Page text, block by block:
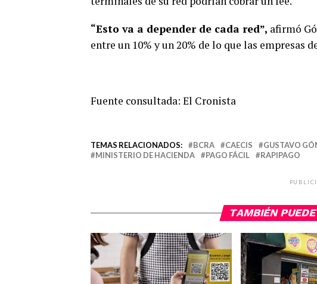
“Esto va a depender de cada red”, afirmó
entre un 10% y un 20% de lo que las empresas
Fuente consultada: El Cronista
TEMAS RELACIONADOS: BCRA CAECIS GUSTAVO
MINISTERIO DE HACIENDA
PAGO FÁCIL RAPIPAGO
TAMBIÉN